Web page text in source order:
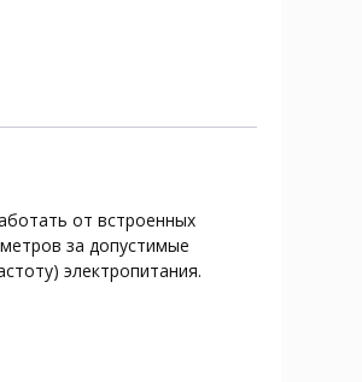
от встроенных
за допустимые
электропитания.